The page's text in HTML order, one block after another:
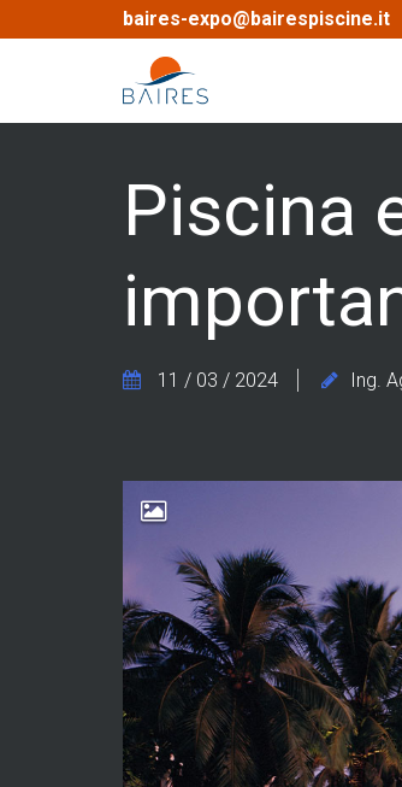
baires-expo@bairespiscine.it
Piscina
11 / 03 / 2024 Ing.